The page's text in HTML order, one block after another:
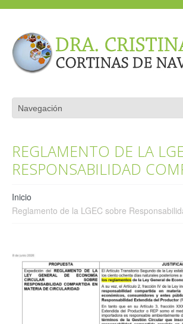
REGLAMENTO DE LA
RESPONSABILIDAD
Inicio
Reglamento de la LGEC sobre